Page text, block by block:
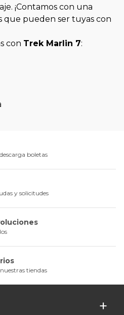
¡Contamos con una
que pueden ser tuyas con
con Trek Marlin 7:
boletas
y solicitudes
tiendas